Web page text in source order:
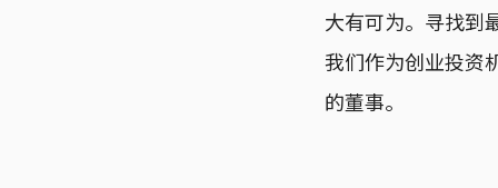
大有可为。寻找到
我们作为创业投资
的董事。